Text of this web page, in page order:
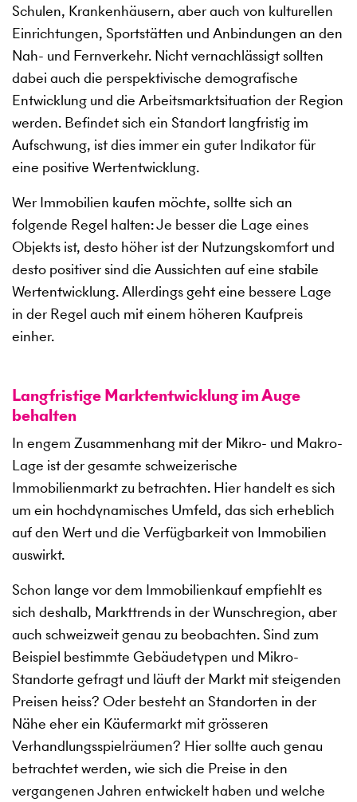
Schulen, Krankenhäusern, aber auch von kulturellen
Einrichtungen, Sportstätten und Anbindungen an den
Nah- und Fernverkehr. Nicht vernachlässigt sollten
dabei auch die perspektivische demografische
Entwicklung und die Arbeitsmarktsituation der Region
werden. Befindet sich ein Standort langfristig im
Aufschwung, ist dies immer ein guter Indikator für
eine positive Wertentwicklung.
Wer Immobilien kaufen möchte, sollte sich an
folgende Regel halten: Je besser die Lage eines
Objekts ist, desto höher ist der Nutzungskomfort und
desto positiver sind die Aussichten auf eine stabile
Wertentwicklung. Allerdings geht eine bessere Lage
in der Regel auch mit einem höheren Kaufpreis
einher.
Langfristige Marktentwicklung im Auge
behalten
In engem Zusammenhang mit der Mikro- und Makro-
Lage ist der gesamte schweizerische
Immobilienmarkt zu betrachten. Hier handelt es sich
um ein hochdynamisches Umfeld, das sich erheblich
auf den Wert und die Verfügbarkeit von Immobilien
auswirkt.
Schon lange vor dem Immobilienkauf empfiehlt es
sich deshalb, Markttrends in der Wunschregion, aber
auch schweizweit genau zu beobachten. Sind zum
Beispiel bestimmte Gebäudetypen und Mikro-
Standorte gefragt und läuft der Markt mit steigenden
Preisen heiss? Oder besteht an Standorten in der
Nähe eher ein Käufermarkt mit grösseren
Verhandlungsspielräumen? Hier sollte auch genau
betrachtet werden, wie sich die Preise in den
vergangenen Jahren entwickelt haben und welche